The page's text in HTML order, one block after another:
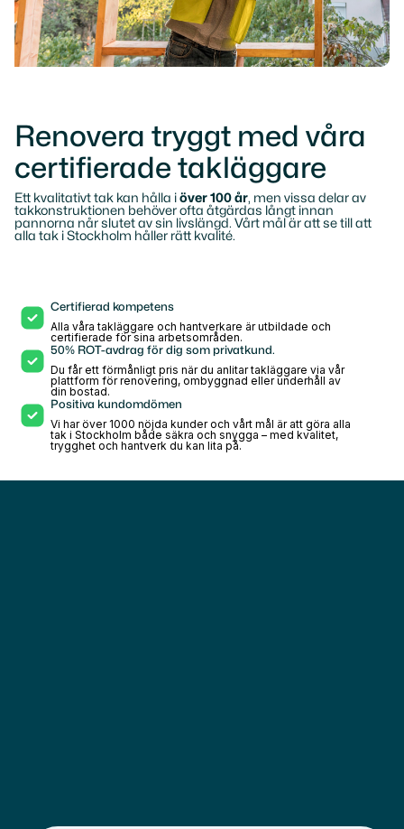
Renovera tryggt med våra
certifierade takläggare
Ett kvalitativt tak kan hålla i över 100 år, men vissa delar av
takkonstruktionen behöver ofta åtgärdas långt innan
pannorna når slutet av sin livslängd. Vårt mål är att se till att
alla tak i Stockholm håller rätt kvalité.
Certifierad kompetens
Alla våra takläggare och hantverkare är utbildade och
certifierade för sina arbetsområden.
50% ROT-avdrag för dig som privatkund.
Du får ett förmånligt pris när du anlitar takläggare via vår
plattform för renovering, ombyggnad eller underhåll av
din bostad.
Positiva kundomdömen
Vi har över 1000 nöjda kunder och vårt mål är att göra alla
tak i Stockholm både säkra och snygga – med kvalitet,
trygghet och hantverk du kan lita på.